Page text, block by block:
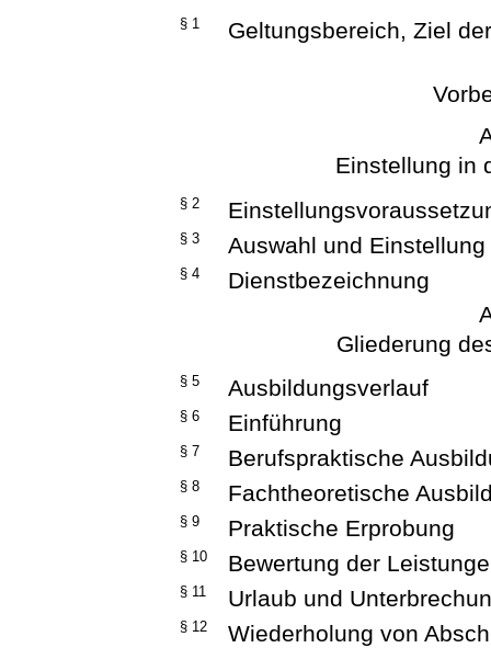
§ 1 Geltungsbereich, Ziel
Einstellung in
§ 2
§ 3 Auswahl und Einstellung
§ 4
Dienstbezeichnung
Gliederung
§ 5 Ausbildungsverlauf
§ 6 Einführung
§ 7 Berufspraktische
§ 8 Fachtheoretische
§ 9 Praktische Erprobung
§ 10 Bewertung der
§ 11 Urlaub und
§ 12 Wiederholung von